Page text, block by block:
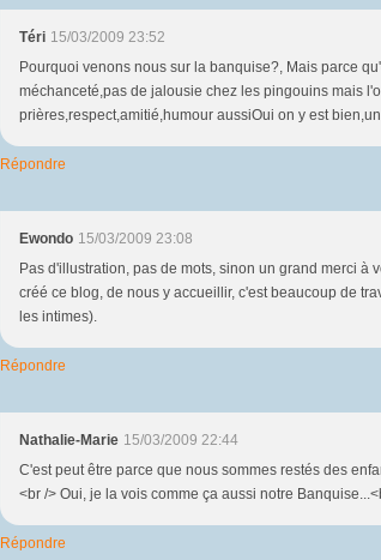
Téri 15/03/2009 23:52
Pourquoi venons nous sur la banquise?, Mais parce
méchanceté,pas de jalousie chez les pingouins mais
prières,respect,amitié,humour aussiOui on y est
Répondre
Ewondo 15/03/2009 23:08
Pas d'illustration, pas de mots, sinon un grand merci à
créé ce blog, de nous y accueillir, c'est beaucoup de
les intimes).
Répondre
Nathalie-Marie 15/03/2009 22:44
C'est peut être parce que nous sommes restés des
<br /> Oui, je la vois comme ça aussi notre
Répondre